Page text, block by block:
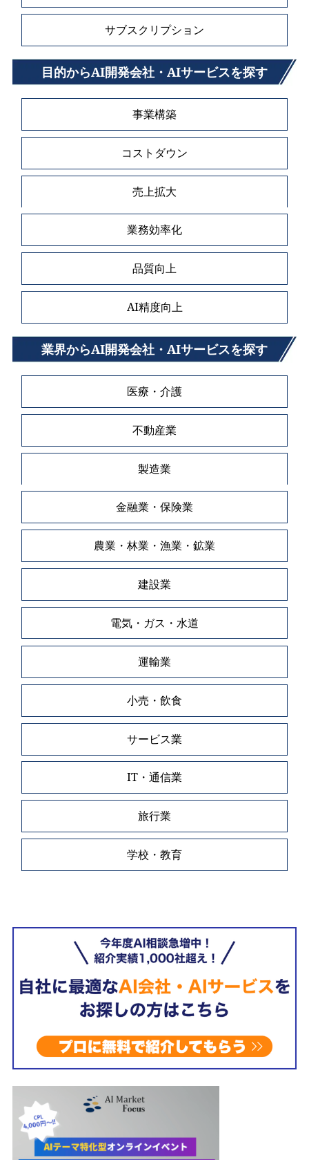
サブスクリプション
目的からAI開発会社・AIサービスを探す
事業構築
コストダウン
売上拡大
業務効率化
品質向上
AI精度向上
業界からAI開発会社・AIサービスを探す
医療・介護
不動産業
製造業
金融業・保険業
農業・林業・漁業・鉱業
建設業
電気・ガス・水道
運輸業
小売・飲食
サービス業
IT・通信業
旅行業
学校・教育